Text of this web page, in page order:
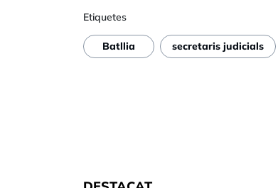
Etiquetes
Batllia secretaris judicials